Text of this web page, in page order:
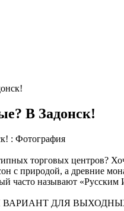
В Задонск!
торговых центров?
с природой, а древние
часто называют «Русским
ДЛЯ